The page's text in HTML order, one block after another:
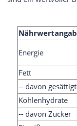
Energie
Fett
-- davon
Kohlenhydrate
-- davon Zucker